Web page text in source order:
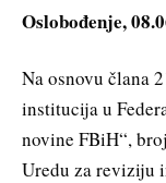
Oslobođenje,
Na osnovu člana
institucija u
novine FBiH“,
Uredu za reviziju